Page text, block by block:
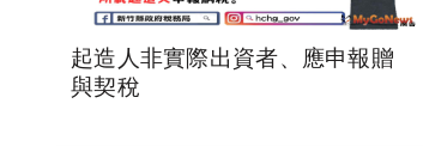
起造人非實際出資者、應申報贈
與契稅